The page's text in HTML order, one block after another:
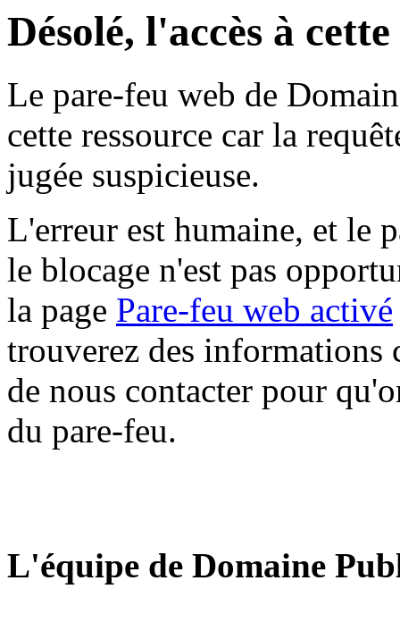
Désolé, l'accès à
Le pare-feu web de
cette ressource car la
jugée suspicieuse.
L'erreur est humaine, et le
le blocage n'est pas
la page Pare-feu web activé
trouverez des informations
de nous contacter pour
du pare-feu.
L'équipe de Domaine